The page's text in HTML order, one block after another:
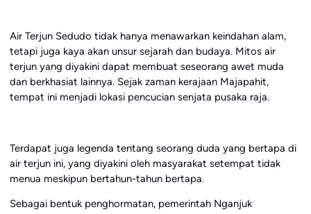
Air Terjun Sedudo tidak hanya menawarkan keindahan alam,
tetapi juga kaya akan unsur sejarah dan budaya. Mitos air
terjun yang diyakini dapat membuat seseorang awet muda
dan berkhasiat lainnya. Sejak zaman kerajaan Majapahit,
tempat ini menjadi lokasi pencucian senjata pusaka raja.
Terdapat juga legenda tentang seorang duda yang bertapa di
air terjun ini, yang diyakini oleh masyarakat setempat tidak
menua meskipun bertahun-tahun bertapa.
Sebagai bentuk penghormatan, pemerintah Nganjuk